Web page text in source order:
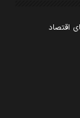
اقتصاد